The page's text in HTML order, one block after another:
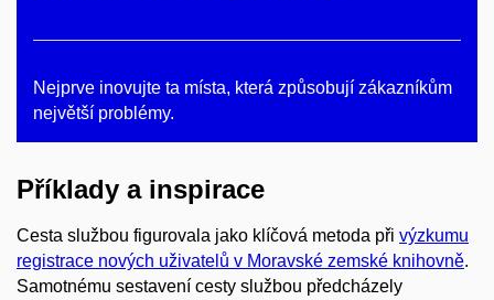
Nejprve inovujte ta místa, která způsobují zákazníkům
největší problémy.
Příklady a inspirace
Cesta službou figurovala jako klíčová metoda při výzkumu
registrace nových uživatelů v Moravské zemské knihovně.
Samotnému sestavení cesty službou předcházely